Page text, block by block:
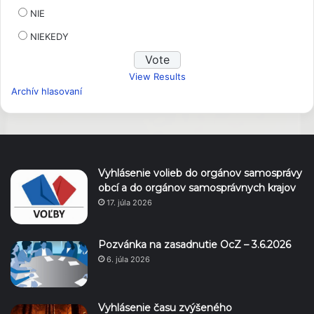
NIE
NIEKEDY
View Results
Archív hlasovaní
Vyhlásenie volieb do orgánov samosprávy
obcí a do orgánov samosprávnych krajov
17. júla 2026
Pozvánka na zasadnutie OcZ – 3.6.2026
6. júla 2026
Vyhlásenie času zvýšeného